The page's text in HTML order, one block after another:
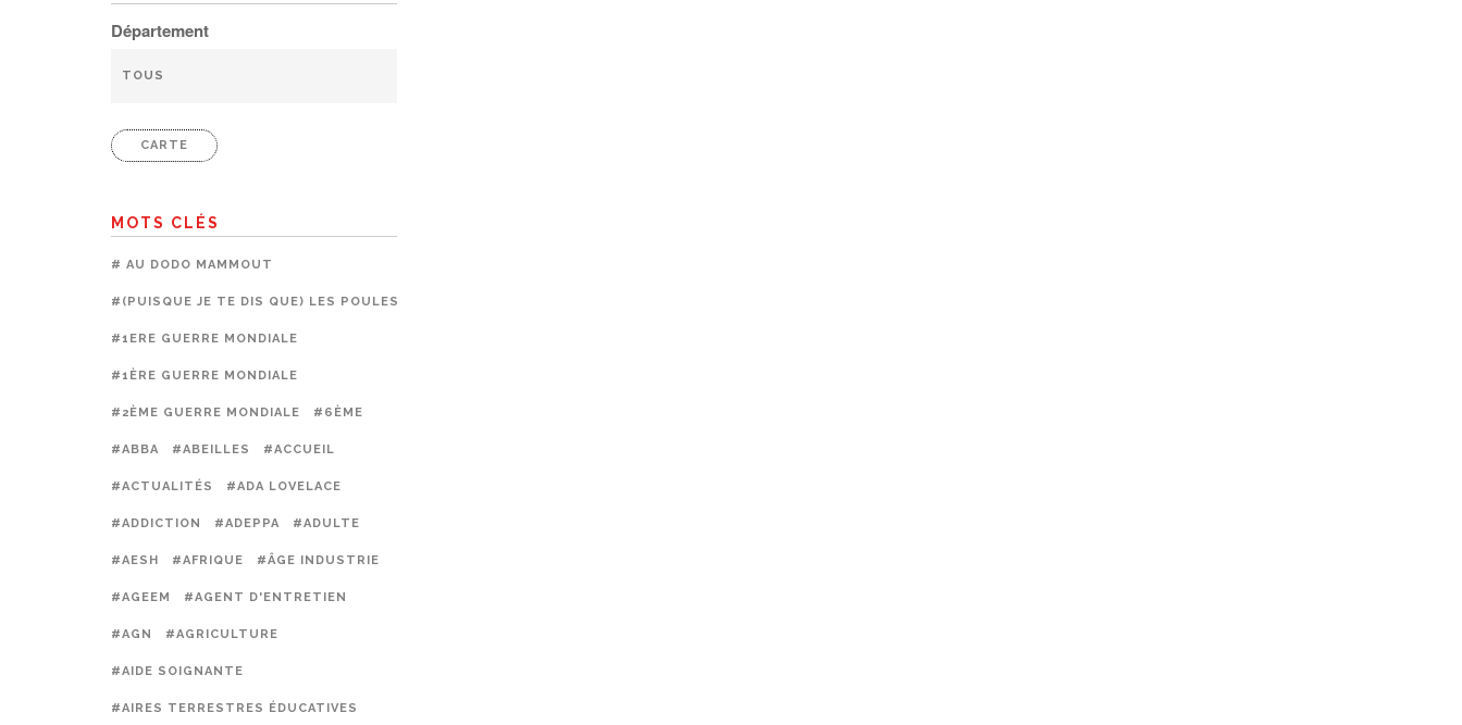
Département
CARTE
MOTS CLÉS
# AU DODO MAMMOUT
#(PUISQUE JE TE DIS QUE) LES POULES PRÉFÈRENT LES CAGES
#1ERE GUERRE MONDIALE
#1ÈRE GUERRE MONDIALE
#2ÈME GUERRE MONDIALE #6ÈME
#ABBA #ABEILLES #ACCUEIL
#ACTUALITÉS #ADA LOVELACE
#ADDICTION #ADEPPA #ADULTE
#AESH #AFRIQUE #ÂGE INDUSTRIE
#AGEEM #AGENT D'ENTRETIEN
#AGN #AGRICULTURE
#AIDE SOIGNANTE
#AIRES TERRESTRES ÉDUCATIVES